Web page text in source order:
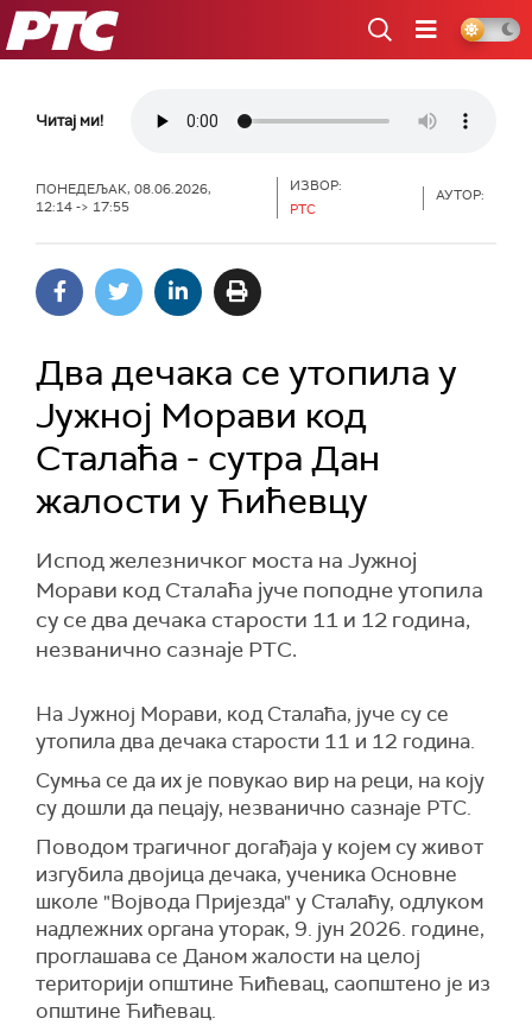
РТС
Читај ми!
ПОНЕДЕЉАК, 08.06.2026,
12:14 -> 17:55
ИЗВОР:
РТС
АУТОР:
Два дечака се утопила у
Јужној Морави код
Сталаћа - сутра Дан
жалости у Ћићевцу
Испод железничког моста на Јужној
Морави код Сталаћа јуче поподне утопила
су се два дечака старости 11 и 12 година,
незванично сазнаје РТС.
На Јужној Морави, код Сталаћа, јуче су се
утопила два дечака старости 11 и 12 година.
Сумња се да их је повукао вир на реци, на коју
су дошли да пецају, незванично сазнаје РТС.
Поводом трагичног догађаја у којем су живот
изгубила двојица дечака, ученика Основне
школе "Војвода Пријезда" у Сталаћу, одлуком
надлежних органа уторак, 9. јун 2026. године,
проглашава се Даном жалости на целој
територији општине Ћићевац, саопштено је из
општине Ћићевац.